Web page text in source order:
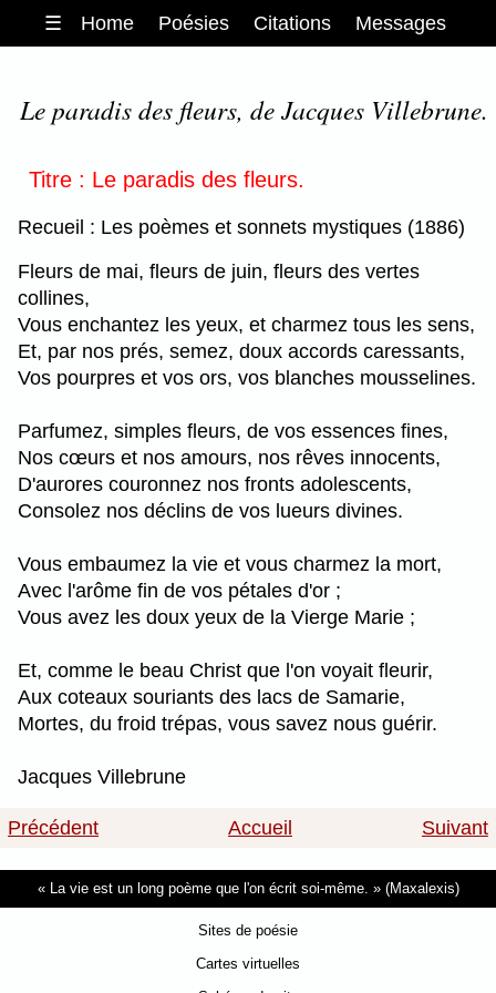
☰ Home Poésies Citations Messages
Le paradis des fleurs, de Jacques Villebrune.
Titre : Le paradis des fleurs.
Recueil : Les poèmes et sonnets mystiques (1886)
Fleurs de mai, fleurs de juin, fleurs des vertes
collines,
Vous enchantez les yeux, et charmez tous les sens,
Et, par nos prés, semez, doux accords caressants,
Vos pourpres et vos ors, vos blanches mousselines.
Parfumez, simples fleurs, de vos essences fines,
Nos cœurs et nos amours, nos rêves innocents,
D'aurores couronnez nos fronts adolescents,
Consolez nos déclins de vos lueurs divines.
Vous embaumez la vie et vous charmez la mort,
Avec l'arôme fin de vos pétales d'or ;
Vous avez les doux yeux de la Vierge Marie ;
Et, comme le beau Christ que l'on voyait fleurir,
Aux coteaux souriants des lacs de Samarie,
Mortes, du froid trépas, vous savez nous guérir.
Jacques Villebrune
Précédent Accueil Suivant
La vie est un long poème que l'on écrit soi-même. (Maxalexis)
Sites de poésie
Cartes virtuelles